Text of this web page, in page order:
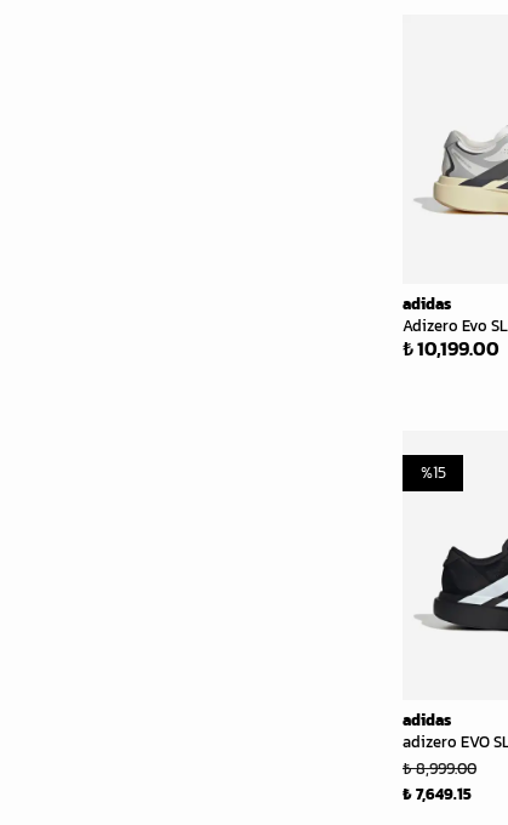
adidas
Adizero Evo
₺ 10,199.00
adidas
adizero EVO
%15
₺ 8,999.00
₺ 7,649.15